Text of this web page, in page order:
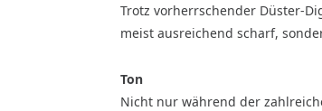
Trotz vorherrschender Düster-
meist ausreichend scharf,
Ton
Nicht nur während der